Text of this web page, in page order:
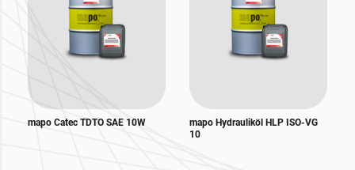
mapo Catec TDTO SAE 10W
mapo Hydrauliköl HLP ISO-VG
10